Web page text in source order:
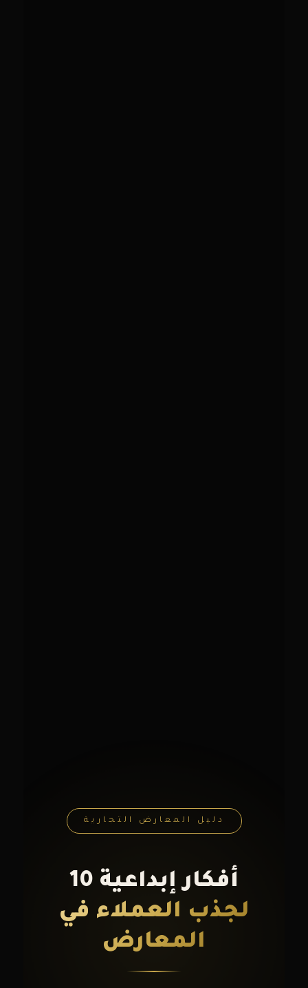
دليل المعارض التجارية
10 أفكار إبداعية
لجذب العملاء في
المعارض